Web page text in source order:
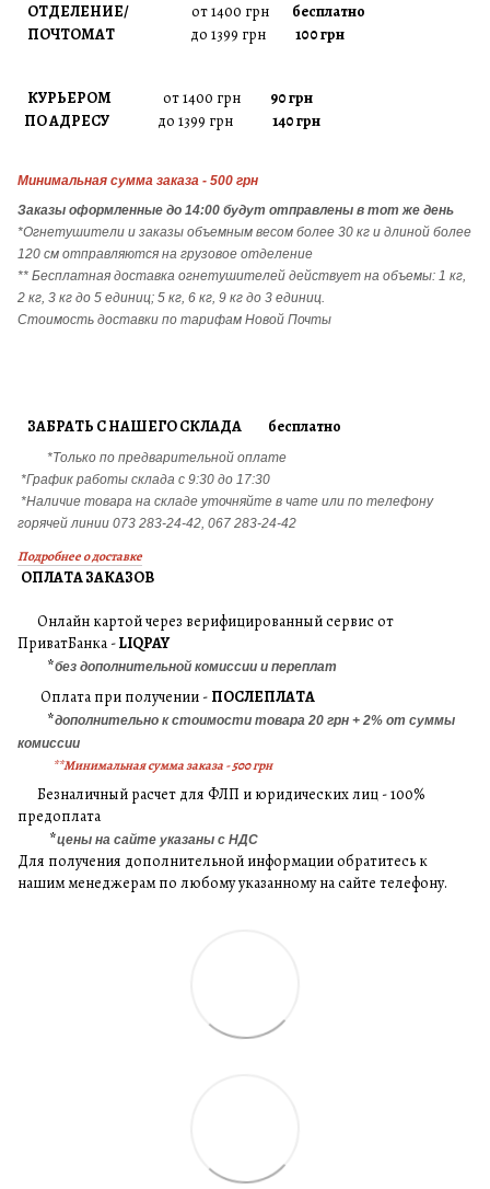
ОТДЕЛЕНИЕ/ от 1400 грн бесплатно
ПОЧТОМАТ до 1399 грн 100 грн
КУРЬЕРОМ от 1400 грн 90 грн
ПО АДРЕСУ до 1399 грн 140 грн
Минимальная сумма заказа - 500 грн
Заказы оформленные до 14:00 будут отправлены в тот же день
*Огнетушители и заказы объемным весом более 30 кг и длиной более
120 см отправляются на грузовое отделение
** Бесплатная доставка огнетушителей действует на объемы: 1 кг,
2 кг, 3 кг до 5 единиц; 5 кг, 6 кг, 9 кг до 3 единиц.
Стоимость доставки по тарифам Новой Почты
ЗАБРАТЬ С НАШЕГО СКЛАДА бесплатно
*Только по предварительной оплате
*График работы склада с 9:30 до 17:30
*Наличие товара на складе уточняйте в чате или по телефону
горячей линии 073 283-24-42, 067 283-24-42
Подробнее о доставке
ОПЛАТА ЗАКАЗОВ
Онлайн картой через верифицированный сервис от
ПриватБанка -LIQPAY
*без дополнительной комиссии и переплат
Оплата при получении - ПОСЛЕПЛАТА
*дополнительно к стоимости товара 20 грн + 2% от суммы
комиссии
**Минимальная сумма заказа - 500 грн
Безналичный расчет для ФЛП и юридических лиц - 100%
предоплата
*цены на сайте указаны с НДС
Для получения дополнительной информации обратитесь к
нашим менеджерам по любому указанному на сайте телефону.